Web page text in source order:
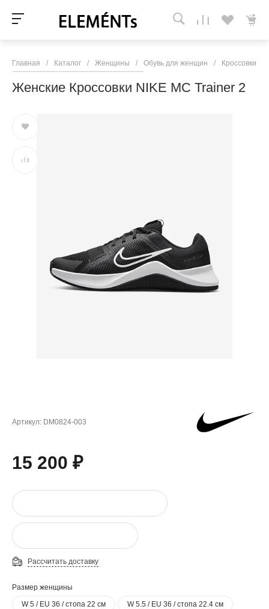
Главная / Каталог / Женщины / Обувь для женщин / Кроссовки и
Женские Кроссовки NIKE MC Trainer 2
Артикул: DM0824-003
15 200 ₽
Рассчитать доставку
Размер женщины
W 5 / EU 36 / стопа 22 см
W 5.5 / EU 36 / стопа 22.4 см